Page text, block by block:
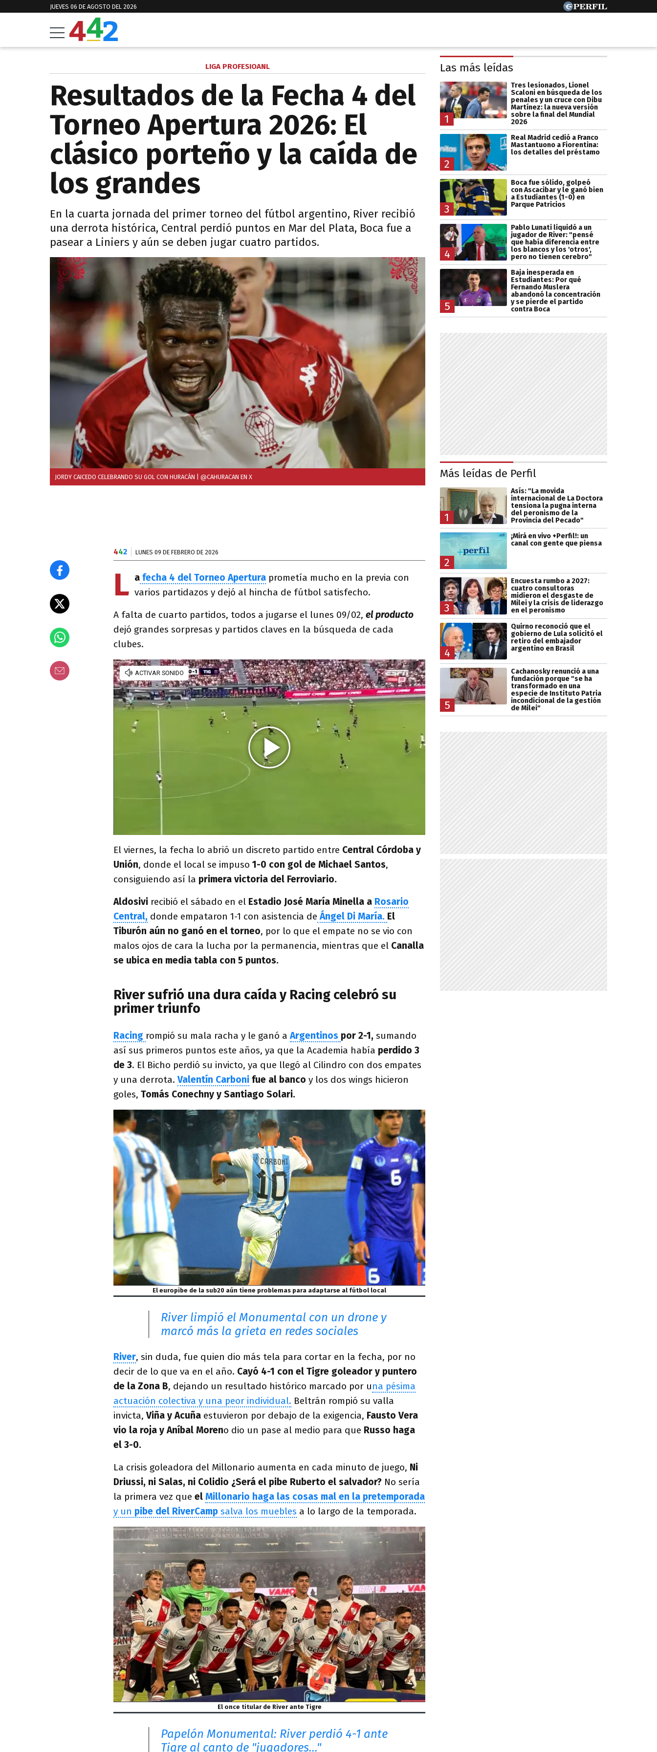
JUEVES 06 DE AGOSTO DEL 2026
LIGA PROFESIOANL
Resultados de la Fecha 4 del
Torneo Apertura 2026: El
clásico porteño y la caída de
los grandes
En la cuarta jornada del primer torneo del fútbol argentino, River recibió
una derrota histórica, Central perdió puntos en Mar del Plata, Boca fue a
pasear a Liniers y aún se deben jugar cuatro partidos.
JORDY CAICEDO CELEBRANDO SU GOL CON HURACÁN | @CAHURACAN EN X
442 LUNES 09 DE FEBRERO DE 2026
L a fecha 4 del Torneo Apertura prometía mucho en la previa con
varios partidazos y dejó al hincha de fútbol satisfecho.
A falta de cuarto partidos, todos a jugarse el lunes 09/02, el producto
dejó grandes sorpresas y partidos claves en la búsqueda de cada
clubes.
El viernes, la fecha lo abrió un discreto partido entre Central Córdoba y
Unión, donde el local se impuso 1-0 con gol de Michael Santos,
consiguiendo así la primera victoria del Ferroviario.
Aldosivi recibió el sábado en el Estadio José María Minella a Rosario
Central, donde empataron 1-1 con asistencia de Ángel Di María. El
Tiburón aún no ganó en el torneo, por lo que el empate no se vio con
malos ojos de cara la lucha por la permanencia, mientras que el Canalla
se ubica en media tabla con 5 puntos.
River sufrió una dura caída y Racing celebró su
primer triunfo
Racing rompió su mala racha y le ganó aArgentinos por 2-1, sumando
así sus primeros puntos este años, ya que la Academia había perdido 3
de 3. El Bicho perdió su invicto, ya que llegó al Cilindro con dos empates
y una derrota.Valentín Carboni fue al banco y los dos wings hicieron
goles, Tomás Conechny y Santiago Solari.
El europibe de la sub20 aún tiene problemas para adaptarse al fútbol local
River limpió el Monumental con un drone y
marcó más la grieta en redes sociales
River, sin duda, fue quien dio más tela para cortar en la fecha, por no
decir de lo que va en el año. Cayó 4-1 con el Tigre goleador y puntero
de la Zona B, dejando un resultado histórico marcado por una pésima
actuación colectiva y una peor individual. Beltrán rompió su valla
invicta,Viña y Acuña estuvieron por debajo de la exigencia, Fausto Vera
vio la roja y Aníbal Moreno dio un pase al medio para que Russo haga
el 3-0.
La crisis goleadora del Millonario aumenta en cada minuto de juego, Ni
Driussi, ni Salas, ni Colidio ¿Será el pibe Ruberto el salvador? No sería
la primera vez que el Millonario haga las cosas mal en la pretemporada
y un pibe del RiverCamp salva los muebles a lo largo de la temporada.
El once titular de River ante Tigre
Papelón Monumental: River perdió 4-1 ante
Tigre al canto de "jugadores..."
Las más leídas
1
Tres lesionados, Lionel
Scaloni en búsqueda de los
penales y un cruce con Dibu
Martínez: la nueva versión
sobre la final del Mundial
2026
2
Real Madrid cedió a Franco
Mastantuono a Fiorentina:
los detalles del préstamo
3
Boca fue sólido, golpeó
con Ascacibar y le ganó bien
a Estudiantes (1-0) en
Parque Patricios
4
Pablo Lunati liquidó a un
jugador de River: "pensé
que había diferencia entre
los blancos y los 'otros',
pero no tienen cerebro"
5
Baja inesperada en
Estudiantes: Por qué
Fernando Muslera
abandonó la concentración
y se pierde el partido
contra Boca
Más leídas de Perfil
1
Asís: "La movida
internacional de La Doctora
tensiona la pugna interna
del peronismo de la
Provincia del Pecado"
2
¡Mirá en vivo +Perfil!: un
canal con gente que piensa
3
Encuesta rumbo a 2027:
cuatro consultoras
midieron el desgaste de
Milei y la crisis de liderazgo
en el peronismo
4
Quirno reconoció que el
gobierno de Lula solicitó el
retiro del embajador
argentino en Brasil
5
Cachanosky renunció a una
fundación porque "se ha
transformado en una
especie de Instituto Patria
incondicional de la gestión
de Milei"